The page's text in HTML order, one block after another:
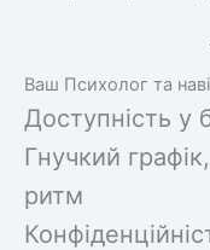
Ваш Психолог та
Доступність у
Гнучкий
ритм